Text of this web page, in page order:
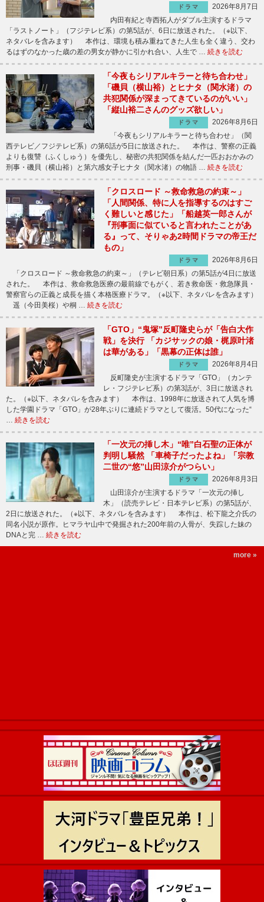
ドラマ
2026年8月7日
内田有紀と寺西拓人がダブル主演するドラマ
「ラストノート」（フジテレビ系）の第5話が、6日に放送された。（※以下、
ネタバレを含みます） 本作は、環境も積み重ねてきた人生も全く違う、交わ
るはずのなかった歳の差の男女が静かに引かれ合い、人生で … 続きを読む
「今夜もシリアルキラーと待ち合わせ」
「磯貝（横山裕）とヒナタ（関水渚）の
共犯関係が深まってきているのがいい」
「縦山裕二さんのグッズ欲しい」
ドラマ
2026年8月6日
「今夜もシリアルキラーと待ち合わせ」（関
西テレビ／フジテレビ系）の第6話が5日に放送された。 本作は、警察の正義
よりも復讐（ふくしゅう）を優先し、秘密の共犯関係を結んだ一匹おおかみの
刑事・磯貝（横山裕）と第六感女子ヒナタ（関水渚）の物語 … 続きを読む
「クロスロード ～救命救急の約束～」
「人間関係、特に人を指導するのはすご
く難しいと感じた」「船越英一郎さんが
『刑事面に似ていると言われたことがあ
る』って、そりゃあ2時間ドラマの帝王だ
もの」
ドラマ
2026年8月6日
「クロスロード ～救命救急の約束～」（テレビ朝日系）の第5話が4日に放送
された。 本作は、救命救急医療の最前線でもがく、若き救命医・救急隊員・
警察官らの正義と成長を描く本格医療ドラマ。（※以下、ネタバレを含みます）
遥（今田美桜）や桐 … 続きを読む
「GTO」“鬼塚”反町隆史らが「告白大作
戦」を決行 「カジサックの娘・梶原叶渚
は華がある」「黒幕の正体は誰」
ドラマ
2026年8月4日
反町隆史が主演するドラマ「GTO」（カンテ
レ・フジテレビ系）の第3話が、3日に放送され
た。（※以下、ネタバレを含みます） 本作は、1998年に放送されて人気を博
した学園ドラマ「GTO」が28年ぶりに連続ドラマとして復活。50代になった“
… 続きを読む
「一次元の挿し木」“唯”白石聖の正体が
判明し騒然 「車椅子だったよね」「宗教
二世の“悠”山田涼介がつらい」
ドラマ
2026年8月3日
山田涼介が主演するドラマ「一次元の挿し
木」（読売テレビ・日本テレビ系）の第5話が、
2日に放送された。（※以下、ネタバレを含みます） 本作は、松下龍之介氏の
同名小説が原作。ヒマラヤ山中で発掘された200年前の人骨が、失踪した妹の
DNAと完 … 続きを読む
more »